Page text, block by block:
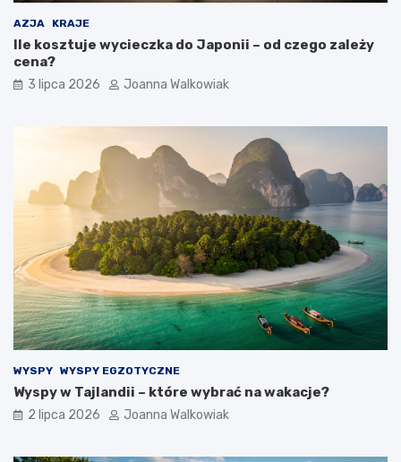
AZJA KRAJE
Ile kosztuje wycieczka do Japonii – od czego zależy
cena?
3 lipca 2026 Joanna Walkowiak
WYSPY WYSPY EGZOTYCZNE
Wyspy w Tajlandii – które wybrać na wakacje?
2 lipca 2026 Joanna Walkowiak